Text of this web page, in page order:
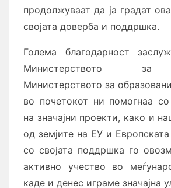
продолжуваат да ја градат
својата доверба и поддршка.
Голема благодарност
Министерството за
Министерството за
во почетокот ни помогнаа
на значајни проекти, како и
од земјите на ЕУ и
со својата поддршка го
активно учество во
каде и денес играме значајна